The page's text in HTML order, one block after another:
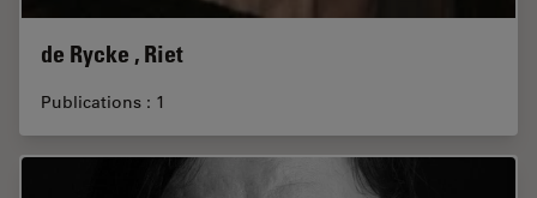
de Rycke , Riet
Publications : 1